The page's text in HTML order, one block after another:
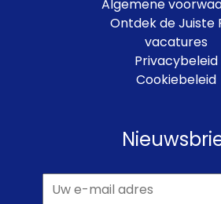
Algemene
Ontdek de Juiste
vacatures
Privacybeleid
Cookiebeleid